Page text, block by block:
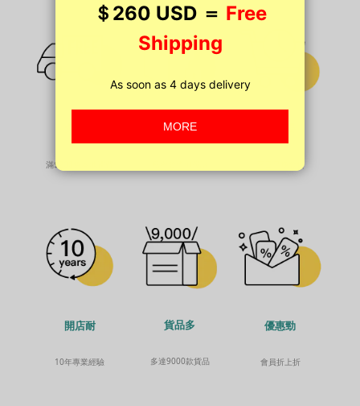
滿$200免本地運費
私隱高
平日早晚發貨
開店耐
10年專業經驗
貨品多
多達9000款貨品
優惠勁
會員折上折